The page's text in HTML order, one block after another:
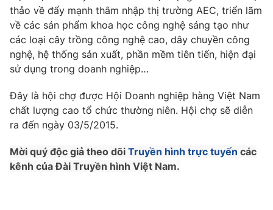
Khán giả
Giải sao mai
Sao
Du lịch
Làm đẹp
Chất lượng cuộc sống
Giáo dục
Tuyển sinh
Học trực tuyến
Công nghệ
Sản phẩm
Thị trường
Tư vấn
Giao lưu trực tuyến
Lịch phát sóng
Chuyên mục khác
thảo về đẩy mạnh thâm nhập thị trường AEC, triển lãm
về các sản phẩm khoa học công nghệ sáng tạo như
các loại cây trồng công nghệ cao, dây chuyền công
nghệ, hệ thống sản xuất, phần mềm tiên tiến, hiện đại
sử dụng trong doanh nghiệp…
Đây là hội chợ được Hội Doanh nghiệp hàng Việt Nam
chất lượng cao tổ chức thường niên. Hội chợ sẽ diễn
ra đến ngày 03/5/2015.
Mời quý độc giả theo dõi Truyền hình trực tuyến các
kênh của Đài Truyền hình Việt Nam.